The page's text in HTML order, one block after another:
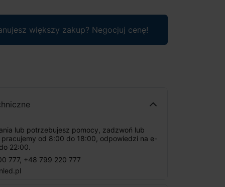
większy zakup? Negocjuj cenę!
lub potrzebujesz pomocy, zadzwoń lub
pracujemy od 8:00 do 18:00, odpowiedzi na e-
22:00.
777, +48 799 220 777